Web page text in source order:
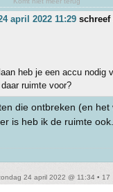
april 2022 11:29 schreef
heb je een accu nodig
ruimte voor?
die ontbreken (en het
is heb ik de ruimte
24 april 2022 @ 11:34 • 17